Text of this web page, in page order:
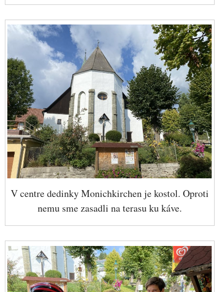
V centre dedinky Monichkirchen je kostol. Oproti
nemu sme zasadli na terasu ku káve.